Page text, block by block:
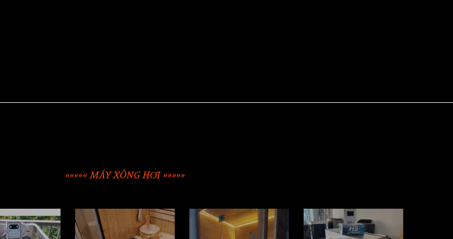
««««« MÁY XÔNG HƠI »»»»»